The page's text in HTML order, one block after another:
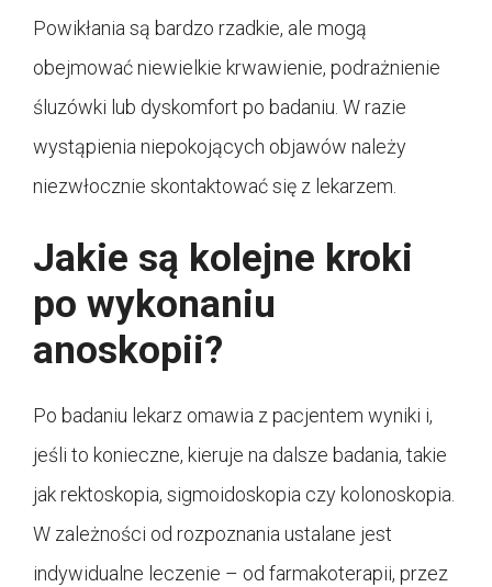
Powikłania są bardzo rzadkie, ale mogą
obejmować niewielkie krwawienie, podrażnienie
śluzówki lub dyskomfort po badaniu. W razie
wystąpienia niepokojących objawów należy
niezwłocznie skontaktować się z lekarzem.
Jakie są kolejne kroki
po wykonaniu
anoskopii?
Po badaniu lekarz omawia z pacjentem wyniki i,
jeśli to konieczne, kieruje na dalsze badania, takie
jak rektoskopia, sigmoidoskopia czy kolonoskopia.
W zależności od rozpoznania ustalane jest
indywidualne leczenie – od farmakoterapii, przez